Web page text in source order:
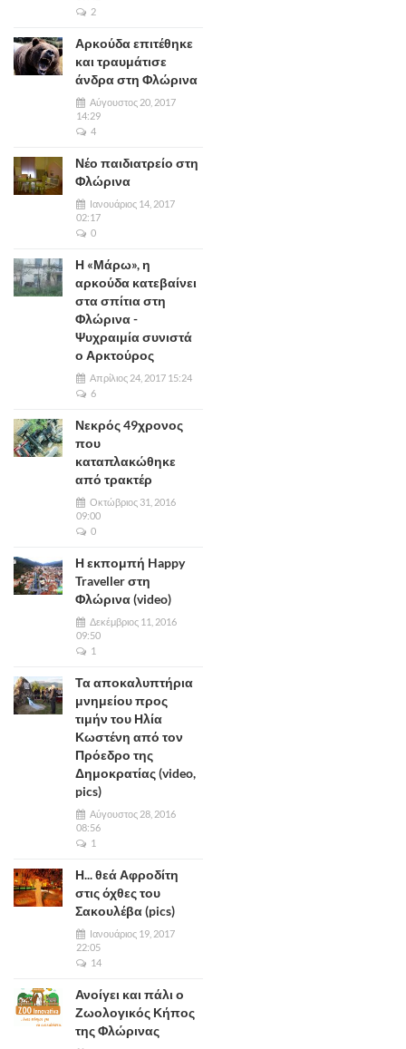
2
Αρκούδα επιτέθηκε
και τραυμάτισε
άνδρα στη Φλώρινα
Αύγουστος 20, 2017
14:29
4
Νέο παιδιατρείο στη
Φλώρινα
Ιανουάριος 14, 2017
02:17
0
Η «Μάρω», η
αρκούδα κατεβαίνει
στα σπίτια στη
Φλώρινα -
Ψυχραιμία συνιστά
ο Αρκτούρος
Απρίλιος 24, 2017 15:24
6
Νεκρός 49χρονος
που
καταπλακώθηκε
από τρακτέρ
Οκτώβριος 31, 2016
09:00
0
Η εκπομπή Happy
Traveller στη
Φλώρινα (video)
Δεκέμβριος 11, 2016
09:50
1
Τα αποκαλυπτήρια
μνημείου προς
τιμήν του Ηλία
Κωστένη από τον
Πρόεδρο της
Δημοκρατίας (video,
pics)
Αύγουστος 28, 2016
08:56
1
Η... θεά Αφροδίτη
στις όχθες του
Σακουλέβα (pics)
Ιανουάριος 19, 2017
22:05
14
Ανοίγει και πάλι ο
Ζωολογικός Κήπος
της Φλώρινας